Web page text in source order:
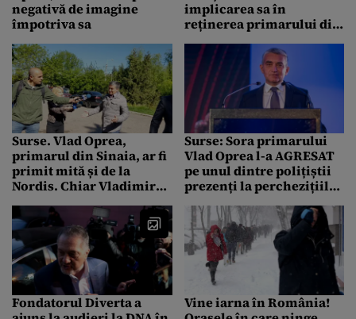
negativă de imagine
împotriva sa
implicarea sa în
reținerea primarului din
lupt pentru că adevărul
este de partea mea”
Surse. Vlad Oprea,
primarul din Sinaia, ar fi
primit mită și de la
Nordis. Chiar Vladimir
Surse: Sora primarului
Vlad Oprea l-a AGRESAT
pe unul dintre polițiștii
prezenți la perchezițiile
Care ar fi implicarea ei
Fondatorul Diverta a
Vine iarna în România!